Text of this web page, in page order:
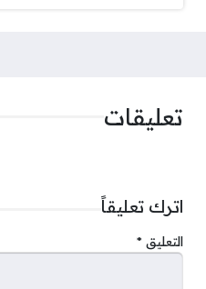
تعليقات
اترك تعليقاً
التعليق *